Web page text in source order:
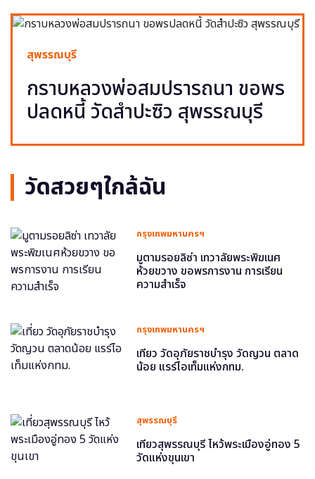
สุพรรณบุรี
กราบหลวงพ่อสมปรารถนา ขอพร
ปลดหนี้ วัดสำปะซิว สุพรรณบุรี
วัดสวยๆใกล้ฉัน
กรุงเทพมหานครฯ
มูตามรอยลิซ่า เทวาลัยพระพิฆเนศ
ห้วยขวาง ขอพรการงาน การเรียน
ความสำเร็จ
กรุงเทพมหานครฯ
เที่ยว วัดอุภัยราชบำรุง วัดญวน ตลาด
น้อย แรร์ไอเท็มแห่งกทม.
สุพรรณบุรี
เที่ยวสุพรรณบุรี ไหว้พระเมืองอู่ทอง 5
วัดแห่งขุนเขา